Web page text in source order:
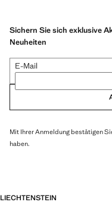
Sichern Sie sich exklusive
Neuheiten
E-Mail
Mit Ihrer Anmeldung bestätigen
haben.
LIECHTENSTEIN